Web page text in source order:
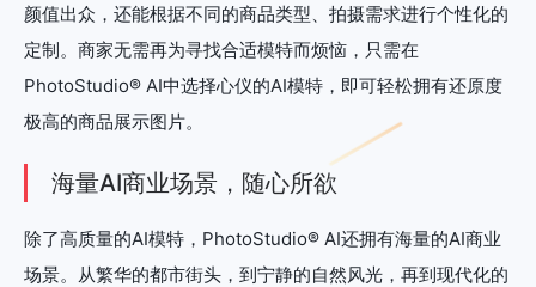
颜值出众，还能根据不同的商品类型、拍摄需求进行个性化的
定制。商家无需再为寻找合适模特而烦恼，只需在
PhotoStudio® AI中选择心仪的AI模特，即可轻松拥有还原度
极高的商品展示图片。
海量AI商业场景，随心所欲
除了高质量的AI模特，PhotoStudio® AI还拥有海量的AI商业
场景。从繁华的都市街头，到宁静的自然风光，再到现代化的